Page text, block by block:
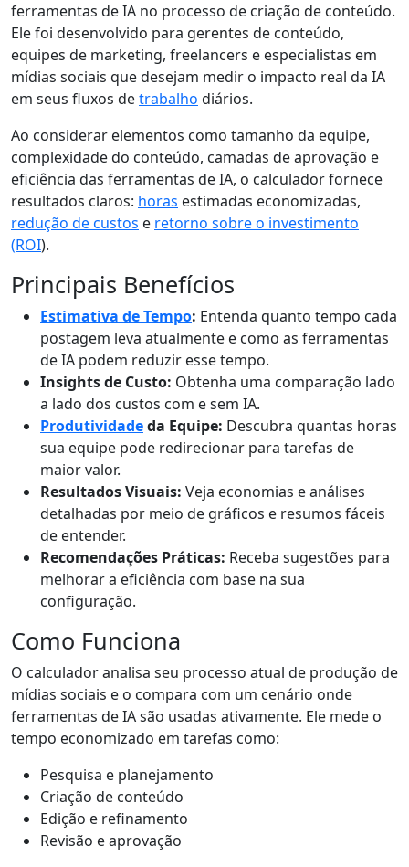
ferramentas de IA no processo de criação de conteúdo.
Ele foi desenvolvido para gerentes de conteúdo,
equipes de marketing, freelancers e especialistas em
mídias sociais que desejam medir o impacto real da IA
em seus fluxos detrabalho diários.
Ao considerar elementos como tamanho da equipe,
complexidade do conteúdo, camadas de aprovação e
eficiência das ferramentas de IA, o calculador fornece
resultados claros: horas estimadas economizadas,
redução de custos e retorno sobre o investimento
(ROI).
Principais Benefícios
Estimativa de Tempo: Entenda quanto tempo cada
postagem leva atualmente e como as ferramentas
de IA podem reduzir esse tempo.
Insights de Custo: Obtenha uma comparação lado
a lado dos custos com e sem IA.
Produtividadeda Equipe: Descubra quantas horas
sua equipe pode redirecionar para tarefas de
maior valor.
Resultados Visuais: Veja economias e análises
detalhadas por meio de gráficos e resumos fáceis
de entender.
Recomendações Práticas: Receba sugestões para
melhorar a eficiência com base na sua
configuração.
Como Funciona
O calculador analisa seu processo atual de produção de
mídias sociais e o compara com um cenário onde
ferramentas de IA são usadas ativamente. Ele mede o
tempo economizado em tarefas como:
Pesquisa e planejamento
Criação de conteúdo
Edição e refinamento
Revisão e aprovação